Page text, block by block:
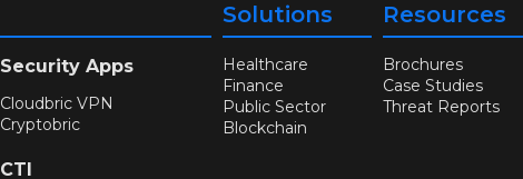
Security Apps
Cloudbric VPN
Cryptobric
CTI
Solutions
Healthcare
Finance
Public Sector
Blockchain
Resources
Brochures
Case Studies
Threat Reports